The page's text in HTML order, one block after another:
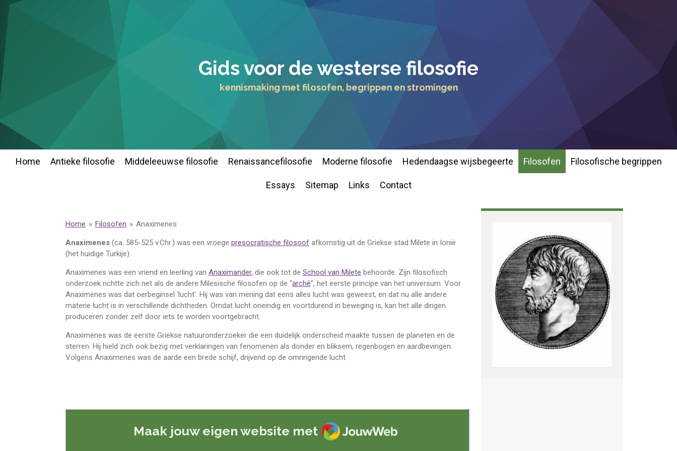
Gids voor de westerse filosofie
kennismaking met filosofen, begrippen en stromingen
Home Antieke filosofie Middeleeuwse filosofie Renaissancefilosofie Moderne filosofie Hedendaagse wijsbegeerte Filosofen Filosofische begrippen
Essays Sitemap Links Contact
Home » Filosofen » Anaximenes
Anaximenes (ca. 585-525 v.Chr.) was een vroege presocratische filosoofafkomstig uit de Griekse stad Milete in Ionië
(het huidige Turkije).
Anaximenes was een vriend en leerling van Anaximander, die ook tot de School van Milete behoorde. Zijn filosofisch
onderzoek richtte zich net als de andere Milesische filosofen op de "archê", het eerste principe van het universum. Voor
Anaximenes was dat oerbeginsel 'lucht'. Hij was van mening dat eens alles lucht was geweest, en dat nu alle andere
materie lucht is in verschillende dichtheden. Omdat lucht oneindig en voortdurend in beweging is, kan het alle dingen
produceren zonder zelf door iets te worden voortgebracht.
Anaximenes was de eerste Griekse natuuronderzoeker die een duidelijk onderscheid maakte tussen de planeten en de
sterren. Hij hield zich ook bezig met verklaringen van fenomenen als donder en bliksem, regenbogen en aardbevingen.
Volgens Anaximenes was de aarde een brede schijf, drijvend op de omringende lucht.
Maak jouw eigen website met JouwWeb